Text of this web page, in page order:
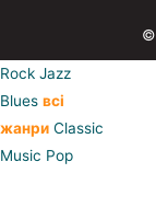
©
Rock Jazz
Blues всі
жанри Classic
Music Pop